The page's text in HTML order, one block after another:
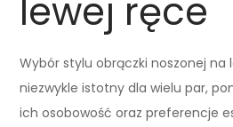
lewej ręce
Wybór stylu obrączki noszonej na
niezwykle istotny dla wielu par,
ich osobowość oraz preferencje